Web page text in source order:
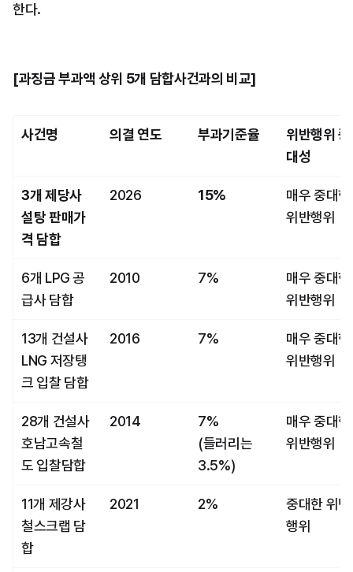
한다.
[과징금 부과액 상위 5개 담합사건과의 비교]
사건명 의결 연도 부과기준율
위반행위 중
대성
3개 제당사
설탕 판매가
격 담합
2026 15%
매우 중대한
위반행위
6개 LPG 공
급사 담합
2010 7%
매우 중대한
위반행위
13개 건설사
LNG 저장탱
크 입찰 담합
2016 7%
매우 중대한
위반행위
28개 건설사
호남고속철
도 입찰담합
2014
7%
(들러리는
3.5%)
매우 중대한
위반행위
11개 제강사
철스크랩 담
합
2021 2%
중대한 위반
행위